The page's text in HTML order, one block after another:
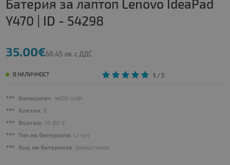
Батерия за лаптоп Lenovo IdeaPad
Y470 | ID - 54298
35.00€68.45 лв. с ДДС
В НАЛИЧНОСТ 5/ 5
Капацитет: 4400 mAh
Клетки: 6
Волтаж: 10.80 V
Тип на батерията: Li-Ion
Вид на батерията: Заместител